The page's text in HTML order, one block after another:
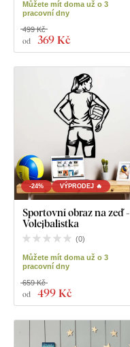
Můžete mít doma už o 3
pracovní dny
od 369 Kč
499 Kč
-24% VÝPRODEJ 🔥
Sportovní obraz na zeď -
Volejbalistka
(0)
Můžete mít doma už o 3
pracovní dny
od 499 Kč
659 Kč